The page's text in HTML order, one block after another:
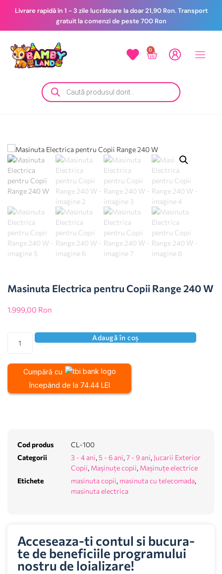
Livrare rapidă în 1 - 3 zile lucrătoare la doar 21,90 Ron. Transport
gratuit la comenzi de peste 700 Ron
0
Masinuta Electrica pentru Copii Range 240 W
1.999,00 Ron
Adaugă în coș
Cumpără cu
începând de la 74.44 LEI
Cod produs
CL-100
Categorii
3 - 4 ani, 5 - 6 ani, 7 - 9 ani, Jucarii Exterior
Copii, Mașinuțe copii, Mașinuțe electrice
Etichete
masinuta copii, masinuta cu telecomada,
masinuta electrica
Acceseaza-ti contul si bucura-
te de beneficiile programului
nostru de loializare!